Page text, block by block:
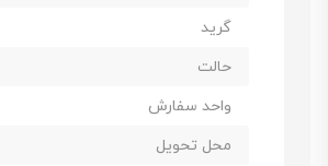
گرید
حالت
واحد سفارش
محل تحویل